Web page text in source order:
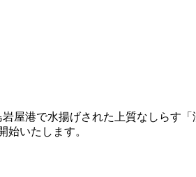
屋港で水揚げされた上質なしらす
始いたします。